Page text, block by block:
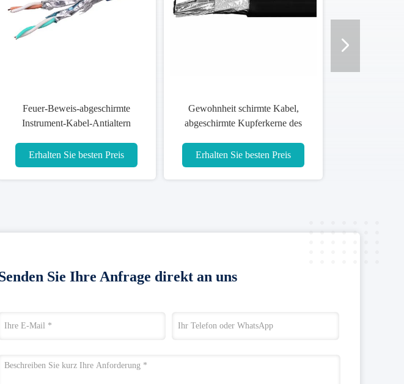
Feuer-Beweis-abgeschirmte
Instrument-Kabel-Antialtern
Erhalten Sie besten Preis
Gewohnheit schirmte Kabel,
abgeschirmte Kupferkerne des
Erhalten Sie besten Preis
Sie Ihre Anfrage direkt an uns